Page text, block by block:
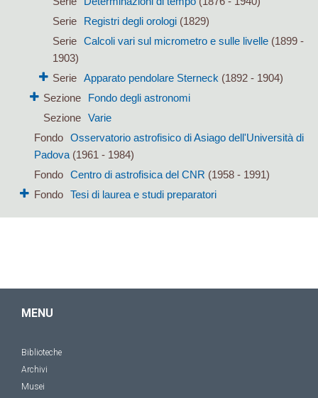
Serie
Registri degli orologi (1829)
Serie
Calcoli vari sul micrometro e sulle livelle (1899 -
1903)
Serie
Apparato pendolare Sterneck (1892 - 1904)
Sezione
Fondo degli astronomi
Sezione Varie
Fondo
Osservatorio astrofisico di Asiago dell'Università di
Padova(1961 - 1984)
Fondo
Centro di astrofisica del CNR (1958 - 1991)
Fondo
Tesi di laurea e studi preparatori
MENU
Biblioteche
Archivi
Musei